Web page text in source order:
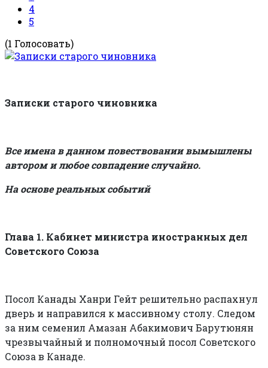
4
5
(1 Голосовать)
Записки старого чиновника
Все имена в данном повествовании вымышлены
автором и любое совпадение случайно.
На основе реальных событий
Глава 1. Кабинет министра иностранных дел
Советского Союза
Посол Канады Ханри Гейт решительно распахнул
дверь и направился к массивному столу. Следом
за ним семенил Амазан Абакимович Барутюнян
чрезвычайный и полномочный посол Советского
Союза в Канаде.